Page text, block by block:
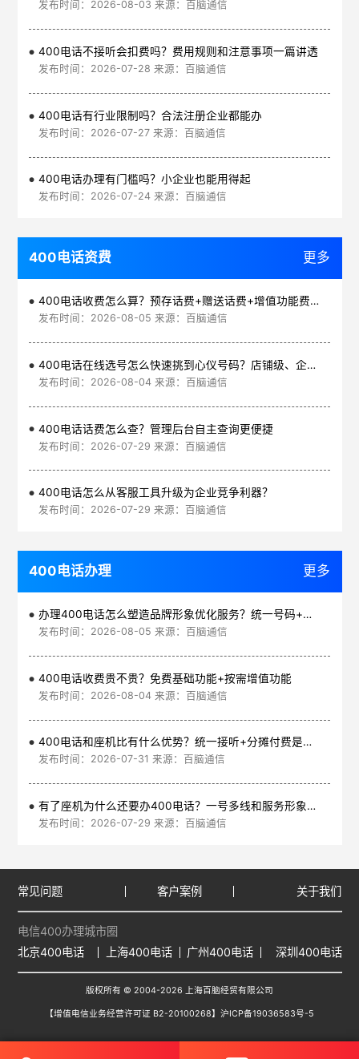
发布时间：2026-08-03 来源：百脑通信
400电话不接听会扣费吗？费用规则和注意事项一篇讲透
发布时间：2026-07-28 来源：百脑通信
400电话有行业限制吗？合法注册企业都能办
发布时间：2026-07-27 来源：百脑通信
400电话办理有门槛吗？小企业也能用得起
发布时间：2026-07-24 来源：百脑通信
400电话资费 更多
400电话收费怎么算？预存话费+赠送话费+增值功能费透明实惠
发布时间：2026-08-05 来源：百脑通信
400电话在线选号怎么快速挑到心仪号码？店铺级、企业级、集团级一次看清
发布时间：2026-08-04 来源：百脑通信
400电话话费怎么查？管理后台自主查询更便捷
发布时间：2026-07-29 来源：百脑通信
400电话怎么从客服工具升级为企业竞争利器？
发布时间：2026-07-29 来源：百脑通信
400电话办理 更多
办理400电话怎么塑造品牌形象优化服务？统一号码+智能管理平台
发布时间：2026-08-05 来源：百脑通信
400电话收费贵不贵？免费基础功能+按需增值功能
发布时间：2026-08-04 来源：百脑通信
400电话和座机比有什么优势？统一接听+分摊付费是核心
发布时间：2026-07-31 来源：百脑通信
有了座机为什么还要办400电话？一号多线和服务形象是核心
发布时间：2026-07-29 来源：百脑通信
常见问题 客户案例 关于我们
电信400办理城市圈
北京400电话
上海400电话 广州400电话 深圳400电话
版权所有 © 2004-2026 上海百脑经贸有限公司
【增值电信业务经营许可证 B2-20100268】 沪ICP备19036583号-5